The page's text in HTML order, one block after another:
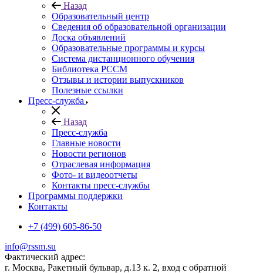
Назад
Образовательный центр
Сведения об образовательной организации
Доска объявлений
Образовательные программы и курсы
Система дистанционного обучения
Библиотека РССМ
Отзывы и истории выпускников
Полезные ссылки
Пресс-служба
Назад
Пресс-служба
Главные новости
Новости регионов
Отраслевая информация
Фото- и видеоотчеты
Контакты пресс-службы
Программы поддержки
Контакты
+7 (499) 605-86-50
info@rssm.su
Фактический адрес:
г. Москва, Ракетный бульвар, д.13 к. 2, вход с обратной